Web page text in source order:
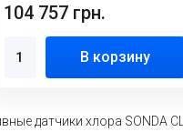
104 757 грн.
В корзину
датчики хлора SONDA